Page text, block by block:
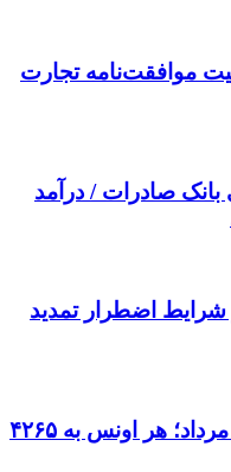
موافقت‌نامه تجارت
بانک صادرات / درآمد
اضطرار تمدید
قیمت جهانی طلا امروز ۱۵ مرداد؛ هر اونس به ۴۲۶۵